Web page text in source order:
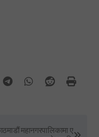
महानगरपालिकामा ए